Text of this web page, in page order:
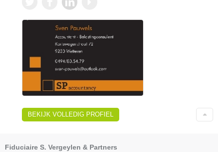
BEKIJK VOLLEDIG PROFIEL
Fiduciaire S. Vergeylen & Partners